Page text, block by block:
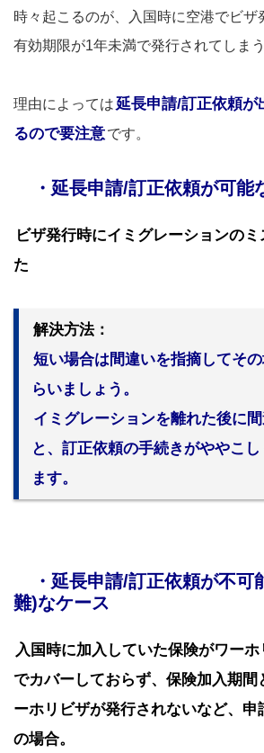
時々起こるのが、入国時に空港でビザ
有効期限が1年未満で発行されてしまう
理由によっては延長申請/訂正依頼が
るので要注意です。
・延長申請/訂正依頼が可能
ビザ発行時にイミグレーションの
た
解決方法：
短い場合は間違いを指摘してそ
らいましょう。
イミグレーションを離れた後に
と、訂正依頼の手続きがややこ
ます。
・延長申請/訂正依頼が不可
難)なケース
入国時に加入していた保険がワー
でカバーしておらず、保険加入期間
ーホリビザが発行されないなど、申
の場合。